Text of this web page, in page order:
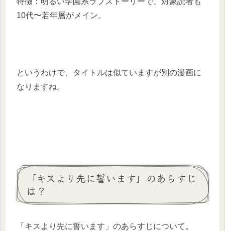
10代〜若年層がメイン。
というわけで、タイトルは似ていますが別の漫画に
なりますね。
「キスより先に誓います」のあらすじ
は？
「キスより先に誓います」のあらすじについて。